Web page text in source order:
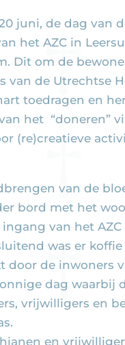
juni, de dag van
het AZC in
Dit om de
van de Utrechtse
toedragen en
het “doneren”
(re)creatieve
van de
bord met het
van het
was er
door de inwoners
dag waarbij
vrijwilligers en
en